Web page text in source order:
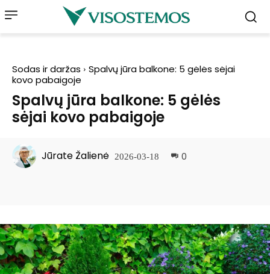
Sodas ir daržas
Spalvų jūra balkone: 5 gėlės sėjai
kovo pabaigoje
Spalvų jūra balkone: 5 gėlės
sėjai kovo pabaigoje
Jūrate Žalienė 2026-03-18 0